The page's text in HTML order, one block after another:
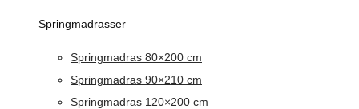
Springmadrasser
Springmadras 80×200 cm
Springmadras 90×210 cm
Springmadras 120×200 cm